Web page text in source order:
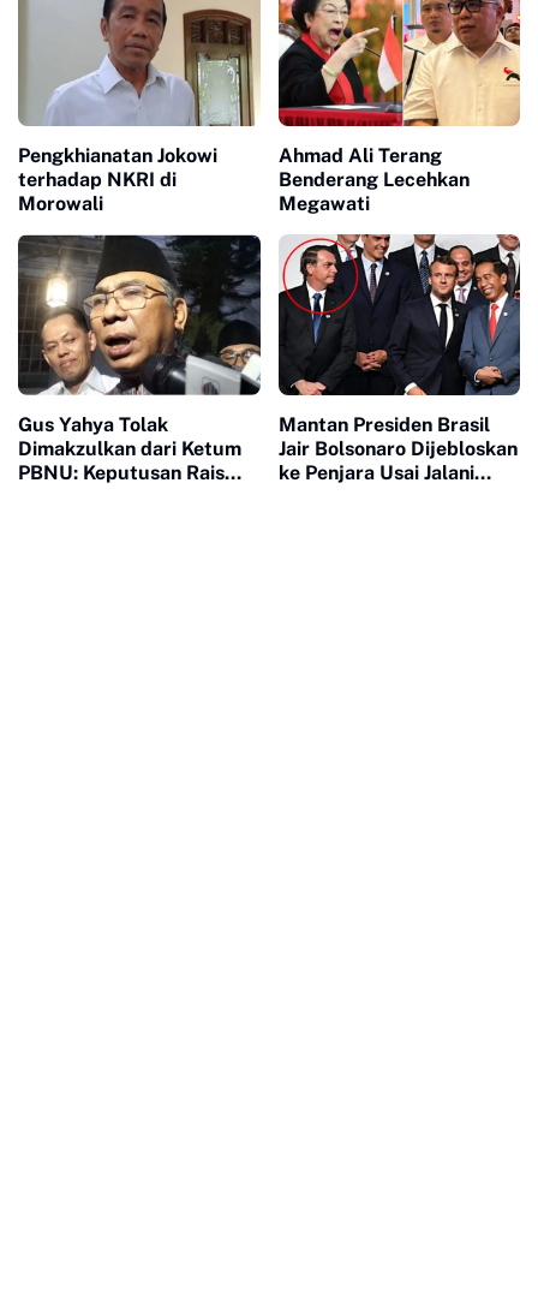
Pengkhianatan Jokowi
terhadap NKRI di
Morowali
Ahmad Ali Terang
Benderang Lecehkan
Megawati
Gus Yahya Tolak
Dimakzulkan dari Ketum
PBNU: Keputusan Rais
Mantan Presiden Brasil
Jair Bolsonaro Dijebloskan
ke Penjara Usai Jalani